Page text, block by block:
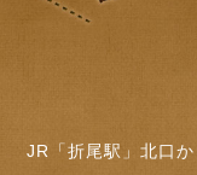
JR「折尾駅」北口